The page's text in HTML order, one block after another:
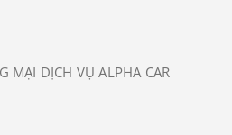
MẠI DỊCH VỤ ALPHA CAR